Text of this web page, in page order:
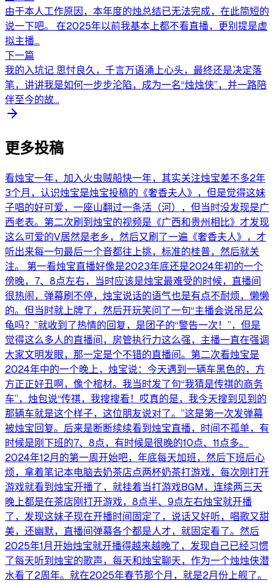
由于本人工作原因，本年度的烛总结已无法完成，在此简短的
说一下吧。 在2025年以前我基本上都不看直播，更别提是虚
拟主播...
下一篇
我的入坑记 思忖良久，千言万语涌上心头，最终还是决定落
笔，讲讲我是如何一步步沦陷，成为一名“烛烛侠”，并一路陪
伴至今的故...
更多投稿
看烛宝一年，加入火虫贼船快一年，其实关注烛宝差不多2年
3个月，认识烛宝是烛宝投稿的《奢香夫人》，但是觉得这妹
子唱的好可爱，一座山翻过一条活（河），但当时没发现是广
西老表。第二次刷到烛宝的视频是《广西和贵州相比》才发现
这么可爱的V居然是老乡，然后又刷了一遍《奢香夫人》，才
听出来每一句最后一个音都往上挑，标准的桂普，然后就关
注。 第一看烛宝直播好像是2023年底还是2024年初的一个
傍晚，7、8点左右，当时应该是烛宝最难受的时候，直播间
很热闹，弹幕刷不停，烛宝说话的语气也是有点不耐烦，懒懒
的。但当时就上牌了，然后开玩笑问了一句“主播会说吊尼公
龟吗？”就收到了热情的回复，是团子的“警告一次！”，但是
觉得这么多人的直播间，房管执行力这么强，主播一直在强调
大家文明发眼，那一定是个不错的直播间。第二次看烛宝是
2024年中的一个晚上，烛宝说：今天遇到一辆车黑色的，方
方正正好丑啊，像个棺材。我当时发了句“我猜是传祺的商务
车”，烛包说“传祺，我搜搜看！哎真的是，我今天搜到见到的
那辆车就是这个样子，这位朋友说对了。”这是第一次发弹幕
被烛宝回复。后来是断断续续看到烛宝直播，时间不孤单，有
时候是刚下班的7、8点，有时候是很晚的10点、11点多。
2024年12月的第一周开始吧，年底每天加班，然后下班后心
烦，拿着笔记本电脑去奶茶店点两杯奶茶打游戏，每次刚打开
游戏就看到烛宝开播了，就挂着当打游戏BGM，连续两三天
晚上都是在茶店刚打开游戏，8点半、9点左右烛宝就开播
了，发现这妹子现在开播时间固定了，说话又好听，唱歌又甜
美，还幽默，直播间弹幕各个都是人才，就固定看了。然后
2025年1月开始烛宝就开播得越来越晚了，发现自己已经习惯
了每天听到烛宝的歌声，每天和烛宝聊天，作为一个烛烛侠潜
水看了2周年。就在2025年春节那个月，就是2月份上舰了。